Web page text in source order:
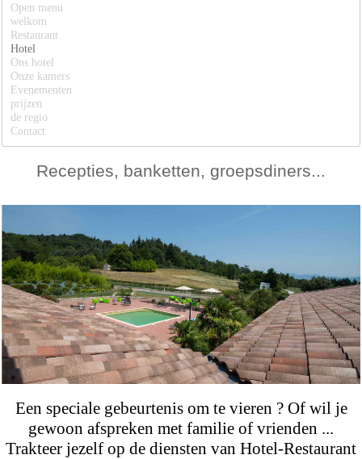
Open menu
welkom
Restaurant
Hotel
Ons hotel
Onze kamers
Evenementen
prijzen
de regio
Contact
Recepties, banketten, groepsdiners...
Een speciale gebeurtenis om te vieren ? Of wil je
gewoon afspreken met familie of vrienden ...
Trakteer jezelf op de diensten van Hotel-Restaurant